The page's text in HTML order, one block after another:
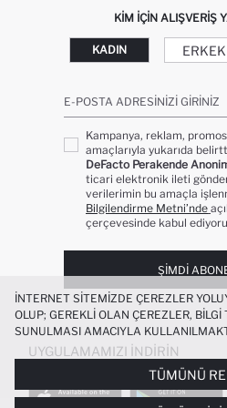
KIM IÇIN ALIŞVERIŞ
KADIN ERKEK
E-POSTA ADRESINIZI GIRINIZ
Kampanya, reklam,
amaçlarıyla yukarıda
DeFacto Perakende
ticari elektronik ileti
verilerimin bu amaçla
Bilgilendirme Metni’nde
çerçevesinde kabul
ŞIMDI
UYGULAMAMIZI İNDIRIN
İNTERNET SITEMIZDE ÇEREZLER
OLUP; GEREKLI OLAN ÇEREZLER,
SUNULMASI AMACIYLA
ÜÇÜNCÜ TARAF ÇEREZLER ISE SIZE
DENEYIMI SUNULABILMESI, SITEMIZIN
KIŞISELLEŞTIRMESI VE AÇIK RIZA
YÖNELIK PAZARLAMA
TÜMÜNÜ